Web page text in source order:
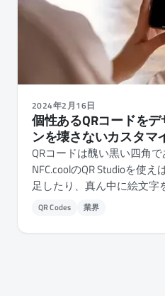
2024年2月16日
個性あるQRコードを
ンを壊さないカスタマ
QRコードは醜い黒い四角
NFC.coolのQR Studioを使
足したり、真ん中に絵文字
るべきルールはひとつだけ
QR Codes 業界